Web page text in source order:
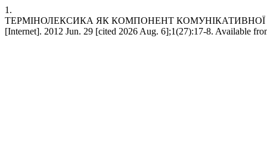
1.
ТЕРМІНОЛЕКСИКА ЯК КОМПОНЕНТ КОМУНІКАТИВНОЇ
[Internet]. 2012 Jun. 29 [cited 2026 Aug. 6];1(27):17-8. Available